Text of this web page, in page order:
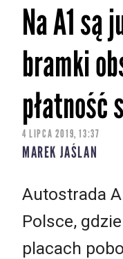
Na A1 są
bramki
płatność
4 LIPCA 2019, 13:37
MAREK JAŚLAN
Autostrada
Polsce,
placach